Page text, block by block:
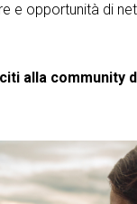
e opportunità di
alla community